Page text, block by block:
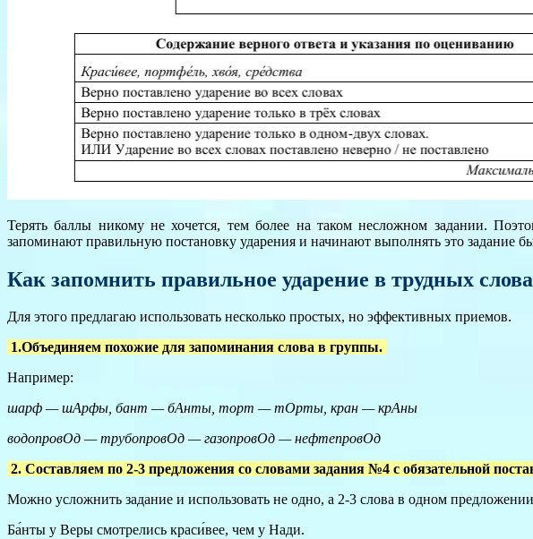
Терять баллы никому не хочется, тем более на таком несложном задании.
запоминают правильную постановку ударения и начинают выполнять это задание
Как запомнить правильное ударение в трудных
Для этого предлагаю использовать несколько простых, но эффективных приемов.
1.Объединяем похожие для запоминания слова в группы.
Например:
шарф — шАрфы, бант — бАнты, торт — тОрты, кран — крАны
водопровОд — трубопровОд — газопровОд — нефтепровОд
2. Составляем по 2-3 предложения со словами задания №4 с обязательной
Можно усложнить задание и использовать не одно, а 2-3 слова в одном
Ба́нты у Веры смотрелись краси́вее, чем у Нади.